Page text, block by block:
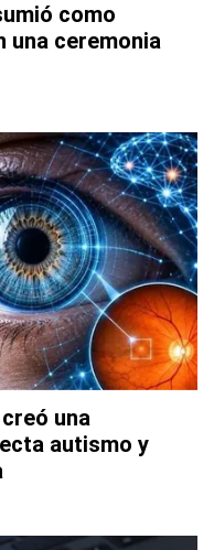
como
una ceremonia
una
autismo y